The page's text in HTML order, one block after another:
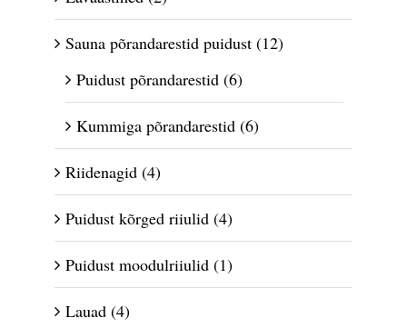
Sauna põrandarestid puidust (12)
Puidust põrandarestid (6)
Kummiga põrandarestid (6)
Riidenagid (4)
Puidust kõrged riiulid (4)
Puidust moodulriiulid (1)
Lauad (4)